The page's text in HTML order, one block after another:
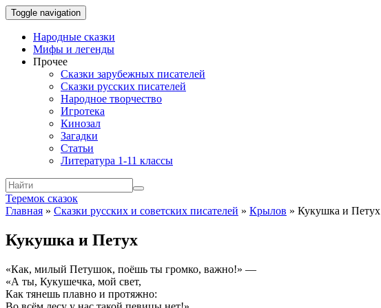
Toggle navigation
Народные сказки
Мифы и легенды
Прочее
Сказки зарубежных писателей
Сказки русских писателей
Народное творчество
Игротека
Кинозал
Загадки
Статьи
Литература 1-11 классы
Теремок сказок
Главная » Сказки русских и советских писателей » Крылов » Кукушка и Петух
Кукушка и Петух
«Как, милый Петушок, поёшь ты громко, важно!» —
«А ты, Кукушечка, мой свет,
Как тянешь плавно и протяжно: